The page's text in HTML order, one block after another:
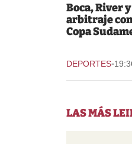
Boca, River
arbitraje
Copa
DEPORTES-
LAS MÁS